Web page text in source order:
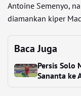
Antoine Semenyo,
diamankan kiper
Baca Juga
Persis Solo
Sananta ke